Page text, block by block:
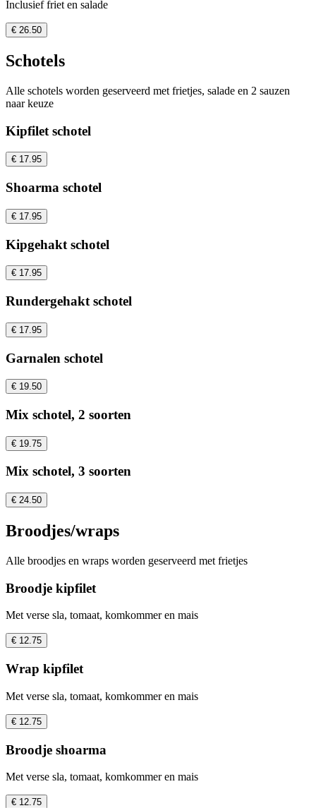
Inclusief friet en salade
€ 26.50
Schotels
Alle schotels worden geserveerd met frietjes, salade en 2 sauzen
naar keuze
Kipfilet schotel
€ 17.95
Shoarma schotel
€ 17.95
Kipgehakt schotel
€ 17.95
Rundergehakt schotel
€ 17.95
Garnalen schotel
€ 19.50
Mix schotel, 2 soorten
€ 19.75
Mix schotel, 3 soorten
€ 24.50
Broodjes/wraps
Alle broodjes en wraps worden geserveerd met frietjes
Broodje kipfilet
Met verse sla, tomaat, komkommer en mais
€ 12.75
Wrap kipfilet
Met verse sla, tomaat, komkommer en mais
€ 12.75
Broodje shoarma
Met verse sla, tomaat, komkommer en mais
€ 12.75